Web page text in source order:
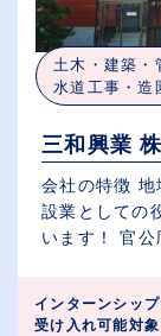
土木・建築・
水道工事・造
三和興業
会社の特徴 地
設業としての
います！ 官
インターンシップ
受け入れ可能対象